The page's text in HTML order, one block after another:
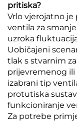
pritiska?
Vrlo vjerojatno je
ventila za
uzroka
Uobičajeni
tlak s stvarnim
prijevremenog ili
izabrani tip
protutiska
funkcioniranje
Za potrebe